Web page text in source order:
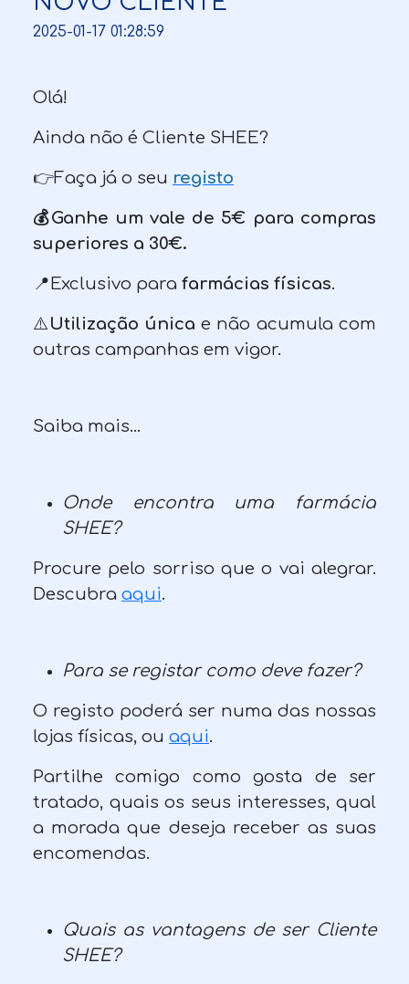
2025-01-17 01:28:59
Olá!
Ainda não é Cliente SHEE?
👉Faça já o seu registo
💰Ganhe um vale de 5€ para compras
superiores a 30€.
📍Exclusivo para farmácias físicas.
⚠️ Utilização única e não acumula com
outras campanhas em vigor.
Saiba mais...
Onde encontra uma farmácia
SHEE?
Procure pelo sorriso que o vai alegrar.
Descubra aqui.
Para se registar como deve fazer?
O registo poderá ser numa das nossas
lojas físicas, ou aqui.
Partilhe comigo como gosta de ser
tratado, quais os seus interesses, qual
a morada que deseja receber as suas
encomendas.
Quais as vantagens de ser Cliente
SHEE?